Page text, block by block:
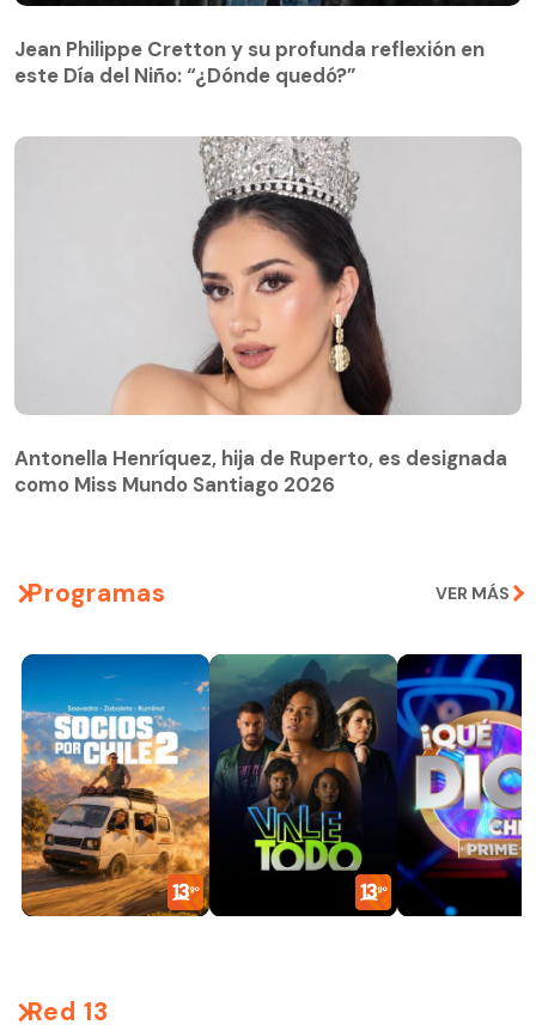
Jean Philippe Cretton y su profunda reflexión en
este Día del Niño: “¿Dónde quedó?”
Antonella Henríquez, hija de Ruperto, es designada
como Miss Mundo Santiago 2026
Programas VER MÁS
Red 13